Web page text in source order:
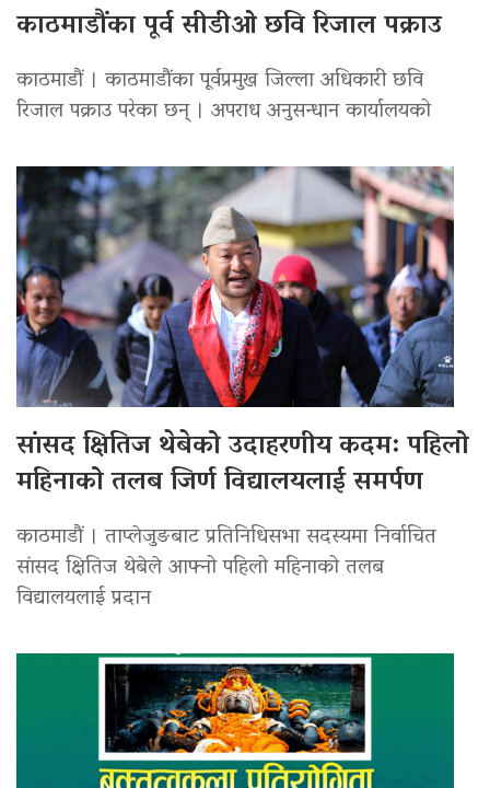
काठमाडौंका पूर्व सीडीओ छवि रिजाल पक्राउ
काठमाडौं । काठमाडौंका पूर्वप्रमुख जिल्ला अधिकारी छवि
रिजाल पक्राउ परेका छन् । अपराध अनुसन्धान कार्यालयको
सांसद क्षितिज थेबेको उदाहरणीय कदम: पहिलो
महिनाको तलब जिर्ण विद्यालयलाई समर्पण
काठमाडौं । ताप्लेजुङबाट प्रतिनिधिसभा सदस्यमा निर्वाचित
सांसद क्षितिज थेबेले आफ्नो पहिलो महिनाको तलब
विद्यालयलाई प्रदान